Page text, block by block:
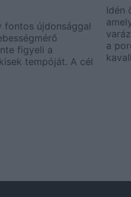
fontos újdonsággal
figyeli a
tempóját. A cél
Idén
a